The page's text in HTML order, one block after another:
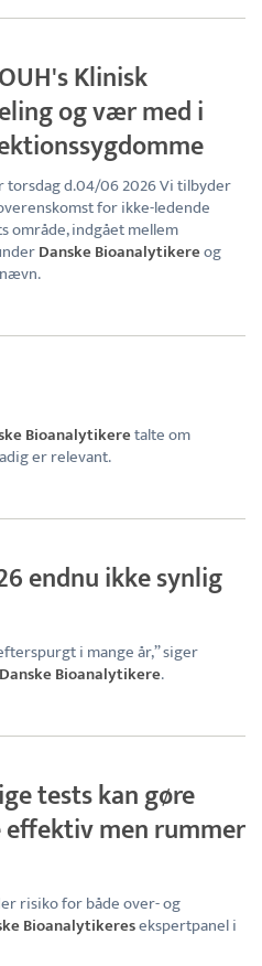
Klinisk
og vær med i
d.04/06 2026 Vi tilbyder
for ikke-ledende
område, indgået mellem
Danske Bioanalytikereog
Bioanalytikeretalte om
er relevant.
endnu ikke synlig
i mange år,” siger
Danske Bioanalytikere.
tests kan gøre
men rummer
risiko for både over- og
Bioanalytikeresekspertpanel i